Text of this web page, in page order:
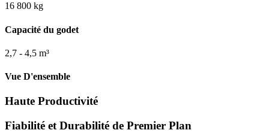
16 800 kg
Capacité du godet
2,7 - 4,5 m³
Vue D'ensemble
Haute Productivité
Fiabilité et Durabilité de Premier Plan